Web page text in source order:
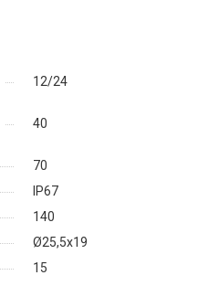
12/24
40
70
IP67
140
Ø25,5х19
15